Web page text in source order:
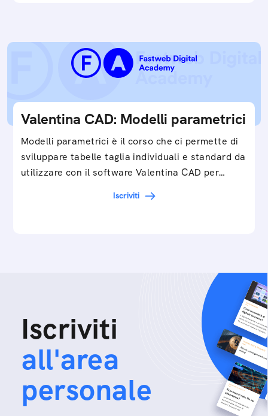
Valentina CAD: Modelli parametrici
Modelli parametrici è il corso che ci permette di
sviluppare tabelle taglia individuali e standard da
utilizzare con il software Valentina CAD per…
Iscriviti
Iscriviti
all'area
personale